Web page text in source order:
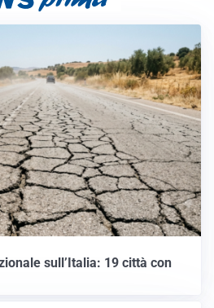
sull’Italia: 19 città con